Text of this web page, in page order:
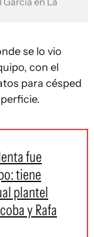
se lo vio
con el
para césped
fue
tiene
plantel
y Rafa